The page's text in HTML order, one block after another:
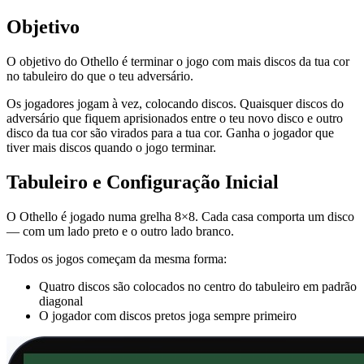
Objetivo
O objetivo do Othello é terminar o jogo com mais discos da tua cor
no tabuleiro do que o teu adversário.
Os jogadores jogam à vez, colocando discos. Quaisquer discos do
adversário que fiquem aprisionados entre o teu novo disco e outro
disco da tua cor são virados para a tua cor. Ganha o jogador que
tiver mais discos quando o jogo terminar.
Tabuleiro e Configuração Inicial
O Othello é jogado numa grelha 8×8. Cada casa comporta um disco
— com um lado preto e o outro lado branco.
Todos os jogos começam da mesma forma:
Quatro discos são colocados no centro do tabuleiro em padrão
diagonal
O jogador com discos pretos joga sempre primeiro